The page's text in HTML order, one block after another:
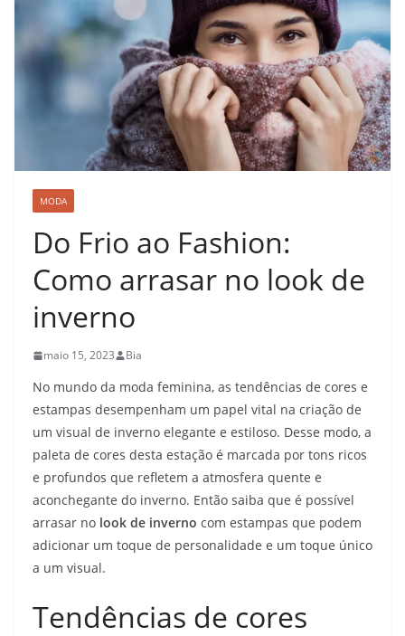
MODA
Do Frio ao Fashion:
Como arrasar no look de
inverno
maio 15, 2023 Bia
No mundo da moda feminina, as tendências de cores e
estampas desempenham um papel vital na criação de
um visual de inverno elegante e estiloso. Desse modo, a
paleta de cores desta estação é marcada por tons ricos
e profundos que refletem a atmosfera quente e
aconchegante do inverno. Então saiba que é possível
arrasar no look de inverno com estampas que podem
adicionar um toque de personalidade e um toque único
a um visual.
Tendências de cores